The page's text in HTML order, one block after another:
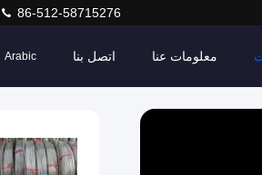
86-512-58715276
معلومات عنا اتصل بنا Arabic